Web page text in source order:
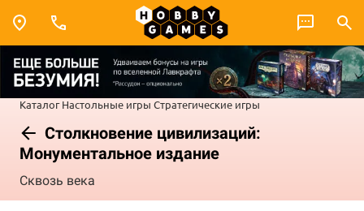
Каталог Настольные игры Стратегические игры
Столкновение цивилизаций:
Монументальное издание
Сквозь века